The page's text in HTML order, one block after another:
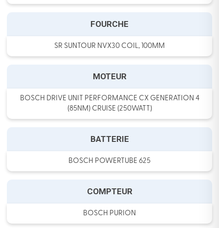
FOURCHE
SR SUNTOUR NVX30 COIL, 100MM
MOTEUR
BOSCH DRIVE UNIT PERFORMANCE CX GENERATION 4
(85NM) CRUISE (250WATT)
BATTERIE
BOSCH POWERTUBE 625
COMPTEUR
BOSCH PURION